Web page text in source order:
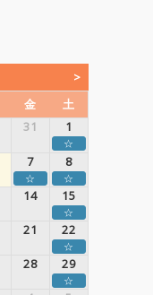
金
土
31 1
☆
7 8
☆ ☆
14 15
☆
21 22
☆
28 29
☆